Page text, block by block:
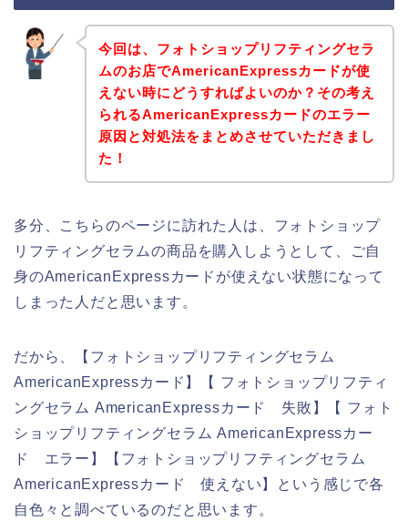
今回は、フォトショップリフティングセラ
ムのお店でAmericanExpressカードが使
えない時にどうすればよいのか？その考え
られるAmericanExpressカードのエラー
原因と対処法をまとめさせていただきまし
た！
多分、こちらのページに訪れた人は、フォトショップ
リフティングセラムの商品を購入しようとして、ご自
身のAmericanExpressカードが使えない状態になって
しまった人だと思います。
だから、【フォトショップリフティングセラム
AmericanExpressカード】【 フォトショップリフティ
ングセラム AmericanExpressカード 失敗】【 フォト
ショップリフティングセラム AmericanExpressカー
ド エラー】【フォトショップリフティングセラム
AmericanExpressカード 使えない】という感じで各
自色々と調べているのだと思います。